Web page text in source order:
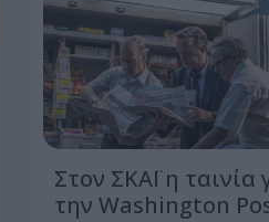
Στον ΣΚΑΪ η ταινία
την Washington